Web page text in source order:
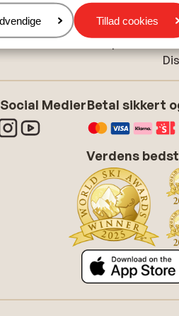
Tillad cookies
MedierBetal sikkert
Verdens